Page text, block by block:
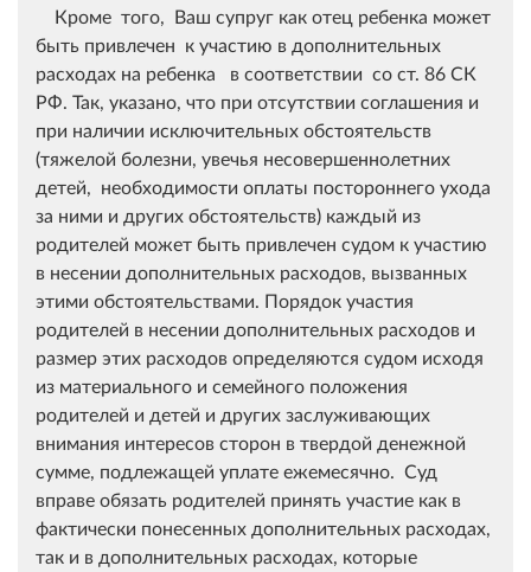
Кроме того, Ваш супруг как отец ребенка может
быть привлечен к участию в дополнительных
расходах на ребенка в соответствии со ст. 86 СК
РФ. Так, указано, что при отсутствии соглашения и
при наличии исключительных обстоятельств
(тяжелой болезни, увечья несовершеннолетних
детей, необходимости оплаты постороннего ухода
за ними и других обстоятельств) каждый из
родителей может быть привлечен судом к участию
в несении дополнительных расходов, вызванных
этими обстоятельствами. Порядок участия
родителей в несении дополнительных расходов и
размер этих расходов определяются судом исходя
из материального и семейного положения
родителей и детей и других заслуживающих
внимания интересов сторон в твердой денежной
сумме, подлежащей уплате ежемесячно. Суд
вправе обязать родителей принять участие как в
фактически понесенных дополнительных расходах,
так и в дополнительных расходах, которые